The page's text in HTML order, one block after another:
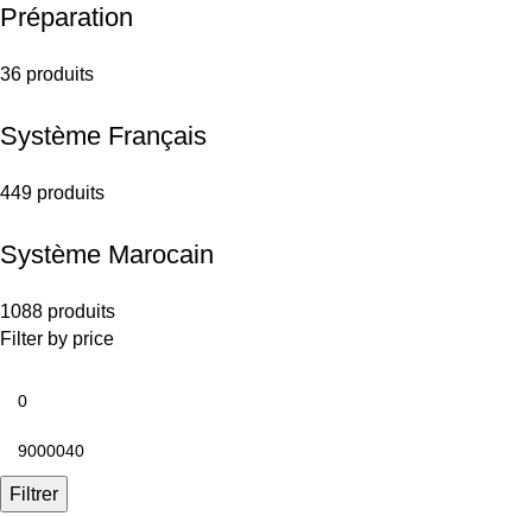
Préparation
36 produits
Système Français
449 produits
Système Marocain
1088 produits
Filter by price
Filtrer